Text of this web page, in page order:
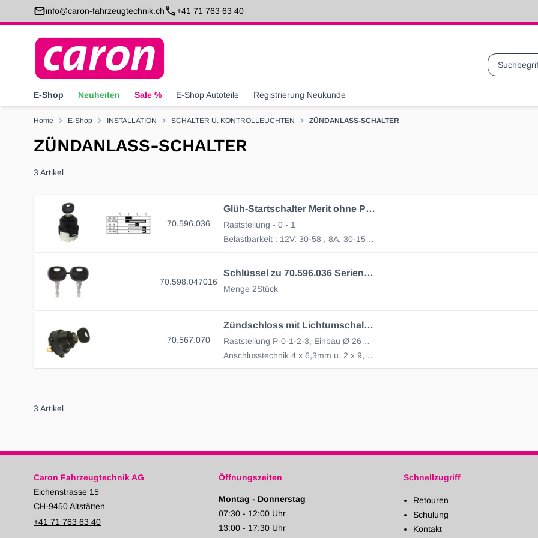
Direkt zum Inhaltinfo@caron-fahrzeugtechnik.ch +41 71 763 63 40
Suche
E-Shop Neuheiten Sale % E-Shop Autoteile Registrierung Neukunde
Home E-Shop INSTALLATION SCHALTER U. KONTROLLEUCHTEN ZÜNDANLASS-SCHALTER
ZÜNDANLASS-SCHALTER
3Artikel
70.596.036
Glüh-Startschalter Merit ohne Parkstellung 12-24V
Raststellung - 0 - 1
Belastbarkeit : 12V: 30-58 , 8A, 30-15/54,
70.598.047016
Schlüssel zu 70.596.036 Serien-Nr.: 14603
Menge 2Stück
70.567.070
Zündschloss mit Lichtumschalt-Funktion, 24V
Raststellung P-0-1-2-3, Einbau Ø 26mm, IP53
Anschlusstechnik 4 x 6,3mm u. 2 x 9,5mm, 2 Schlüssel
3Artikel
Caron Fahrzeugtechnik AG
Eichenstrasse 15
CH-9450 Altstätten
+41 71 763 63 40
Öffnungszeiten
Montag - Donnerstag
07:30 - 12:00 Uhr
13:00 - 17:30 Uhr
Schnellzugriff
Retouren
Schulung
Kontakt